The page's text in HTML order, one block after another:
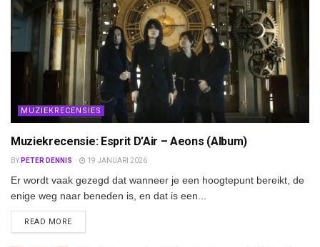
MUZIEKRECENSIES
Muziekrecensie: Esprit D’Air – Aeons (Album)
BY PETER DENNIS 19 JANUARI 2026
Er wordt vaak gezegd dat wanneer je een hoogtepunt bereikt, de
enige weg naar beneden is, en dat is een...
READ MOREDETAILS